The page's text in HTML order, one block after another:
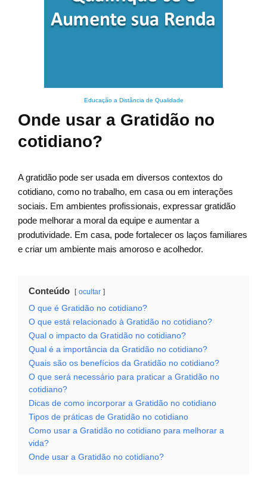
Educação a Distância de Qualidade
Onde usar a Gratidão no
cotidiano?
A gratidão pode ser usada em diversos contextos do
cotidiano, como no trabalho, em casa ou em interações
sociais. Em ambientes profissionais, expressar gratidão
pode melhorar a moral da equipe e aumentar a
produtividade. Em casa, pode fortalecer os laços familiares
e criar um ambiente mais amoroso e acolhedor.
Conteúdo ocultar
O que é Gratidão no cotidiano?
O que está relacionado à Gratidão no cotidiano?
Qual o impacto da Gratidão no cotidiano?
Qual é a importância da Gratidão no cotidiano?
Quais são os benefícios da Gratidão no cotidiano?
O que será necessário para praticar a Gratidão no
cotidiano?
Dicas de como incorporar a Gratidão no cotidiano
Tipos de práticas de Gratidão no cotidiano
Como usar a Gratidão no cotidiano para melhorar a
vida?
Onde usar a Gratidão no cotidiano?